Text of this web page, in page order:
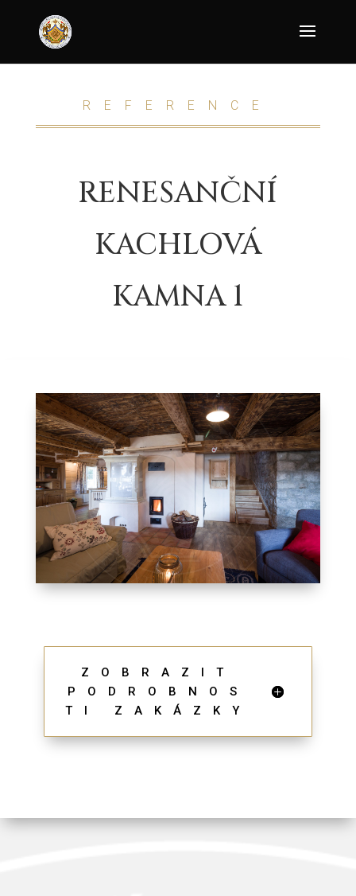
REFERENCE
RENESANČNÍ
KACHLOVÁ
KAMNA 1
ZOBRAZIT
PODROBNOS
TI ZAKÁZKY